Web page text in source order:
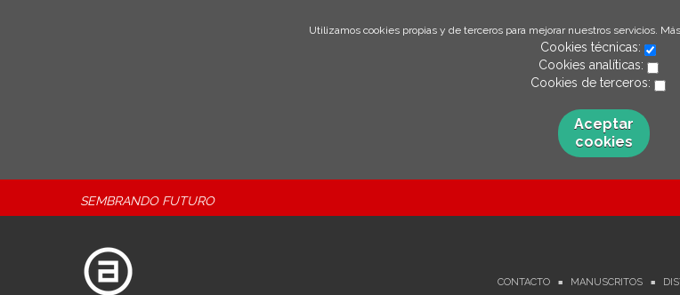
Utilizamos cookies propias y de terceros para mejorar nuestros servicios.
Cookies técnicas:
Cookies analíticas:
Cookies de terceros:
Aceptar
cookies
SEMBRANDO FUTURO
CONTACTO MANUSCRITOS